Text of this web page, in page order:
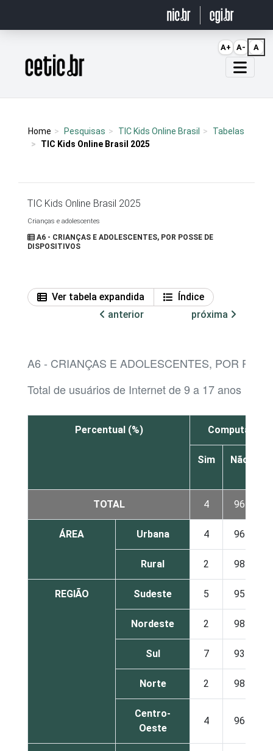
Página inicial
Home Pesquisas TIC Kids Online Brasil
Tabelas
TIC Kids Online Brasil 2025
TIC Kids Online Brasil 2025
Crianças e adolescentes
A6 - CRIANÇAS E ADOLESCENTES, POR POSSE DE
DISPOSITIVOS
Ver tabela expandida
Índice
anterior
próxima
A6 - CRIANÇAS E ADOLESCENTES, POR
Total de usuários de Internet de 9 a 17 anos
Percentual (%) Computador
Sim Não
TOTAL 4 96
ÁREA Urbana 4 96
Rural 2 98
REGIÃO Sudeste 5 95
Nordeste 2 98
Sul 7 93
Norte 2 98
Centro-
Oeste
4 96
A+ A- A